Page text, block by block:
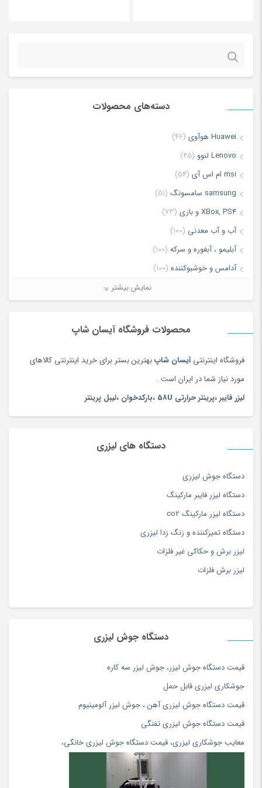
جستجو
دسته‌های محصولات
Huawei هوآوی
(46)
Lenovo لنوو
(45)
msi ام اس آی
(54)
samsung سامسونگ
(51)
XBox, PS4 و بازی
(73)
آب و آب معدنی (100)
آبلیمو ، آبغوره و سرکه (100)
آدامس و خوشبوکننده (100)
آغوشی(132)
آکواریوم، غذا و لوازم آبزیان
آلات موسیقی(1381)
آلبوم عکس(180)
آموزش موسیقی(163)
آموزش نرم افزار و کامپیوتر
آموزش ورزش و سرگرمی
آویز (173)
آویز سرپرده سنتی(15)
آینه (180)
ابزار مراقبت پا(180)
ابزار همه کاره برقی و شارژی(180)
اپل
اتو بخار و پرسی
اتو مو و حالت دهنده
اچ پی hp
(56)
ادویه و چاشنی محلی(81)
نمایش بیشتر
محصولات فروشگاه آیسان شاپ
فروشگاه اینترنتیآیسان شاپبهترین بستر برای خرید اینترنتی کالاهای
مورد نیاز شما در ایران است .
لیزر فایبر،پرینتر حرارتی 58U ،بارکدخوان ،لیبل پرینتر
دستگاه های لیزری
دستگاه جوش لیزری
دستگاه لیزر فایبر مارکینگ
دستگاه لیزر مارکینگ co2
دستگاه تمیزکننده و زنگ زدا لیزری
لیزر برش و حکاکی غیر فلزات
لیزر برش فلزات
دستگاه جوش لیزری
قيمت دستگاه جوش ليزر، جوش ليزر سه كاره
جوشكاري ليزري قابل حمل
قیمت دستگاه جوش لیزری آهن ، جوش لیزر آلومینیوم
قیمت دستگاه جوش لیزری تفنگی
معایب جوشکاری لیزری، قیمت دستگاه جوش لیزری خانگی،
Email
*
ذخیره نام، ایمیل و وبسایت من در مرورگر برای زمانی که دوباره دیدگاهی
می‌نویسم.